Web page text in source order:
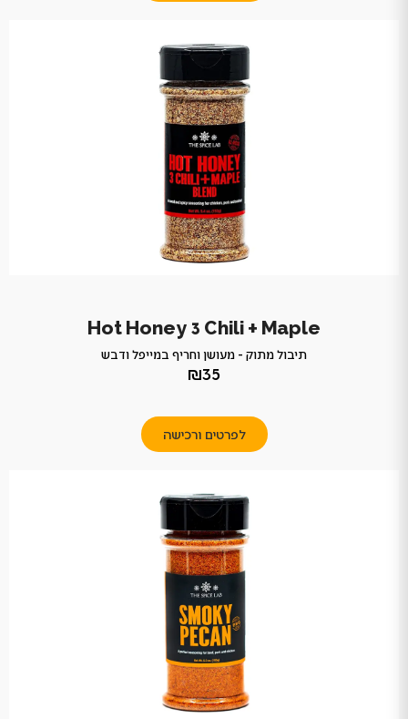
Hot Honey 3 Chili + Maple
תיבול מתוק - מעושן וחריף במייפל ודבש
₪35
לפרטים ורכישה